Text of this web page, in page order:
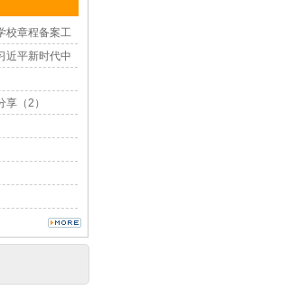
校章程备案工
近平新时代中
（2）